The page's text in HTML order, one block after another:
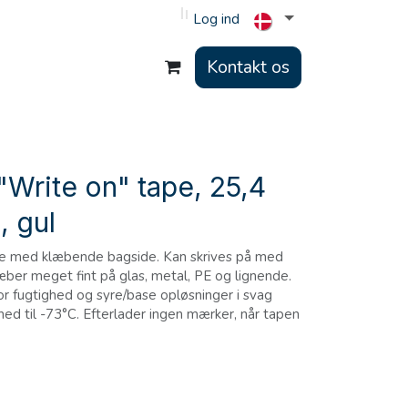
Log ind
Kontakt os
on" tape, 25,4
gul
med klæbende bagside. Kan skrives på med
meget fint på glas, metal, PE og lignende.
fugtighed og syre/base opløsninger i svag
til -73°C. Efterlader ingen mærker, når tapen